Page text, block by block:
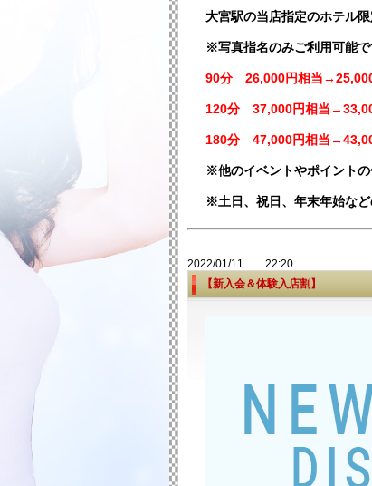
大宮駅の当店指定のホテル限
※写真指名のみご利用可能で
90分 26,000円相当
120分 37,000円相当
180分 47,000円相当
※他のイベントやポイントの
※土日、祝日、年末年始など
2022/01/11 22:20
【新入会＆体験入店割】